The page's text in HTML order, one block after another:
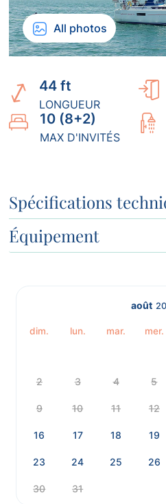
All photos
44 ft
LONGUEUR
10 (8+2)
MAX D'INVITÉS
Spécifications
Équipement
août
dim. lun. mar. mer.
2 3 4 5
9 10 11 12
16 17 18 19
23 24 25 26
30 31